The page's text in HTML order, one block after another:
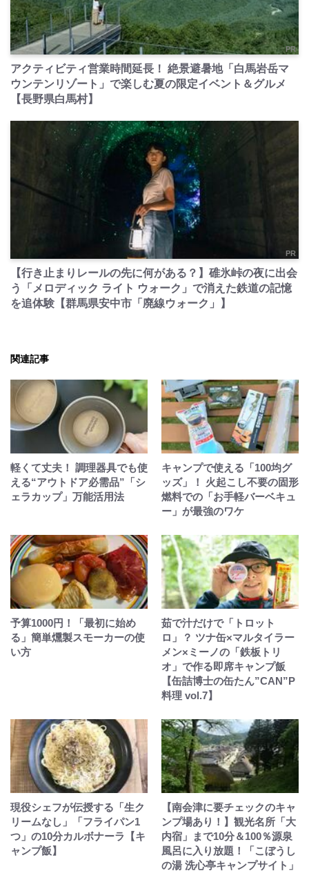
PR
アクティビティ営業時間延長！ 絶景避暑地「白馬岩岳マ
ウンテンリゾート」で楽しむ夏の限定イベント＆グルメ
【長野県白馬村】
PR
【行き止まりレールの先に何がある？】碓氷峠の夜に出会
う「メロディック ライト ウォーク」で消えた鉄道の記憶
を追体験【群馬県安中市「廃線ウォーク」】
関連記事
軽くて丈夫！ 調理器具でも使
える“アウトドア必需品”「シ
ェラカップ」万能活用法
キャンプで使える「100均グ
ッズ」！ 火起こし不要の固形
燃料での「お手軽バーベキュ
ー」が最強のワケ
予算1000円！「最初に始め
る」簡単燻製スモーカーの使
い方
茹で汁だけで「トロット
ロ」？ ツナ缶×マルタイラー
メン×ミーノの「鉄板トリ
オ」で作る即席キャンプ飯
【缶詰博士の缶たん”CAN”P
料理 vol.7】
現役シェフが伝授する「生ク
リームなし」「フライパン1
つ」の10分カルボナーラ【キ
ャンプ飯】
【南会津に要チェックのキャ
ンプ場あり！】観光名所「大
内宿」まで10分＆100％源泉
風呂に入り放題！「こぼうし
の湯 洗心亭キャンプサイト」